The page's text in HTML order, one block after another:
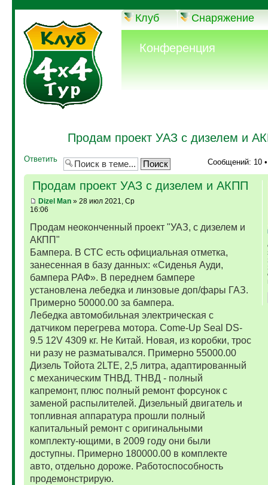
Клуб Снаряжение
Конференция
Продам проект УАЗ с дизелем и
Ответить Сообщений: 10
Продам проект УАЗ с дизелем и АКПП
Dizel Man» 28 июл 2021, Ср
16:06
Продам неоконченный проект "УАЗ, с дизелем и
АКПП"
Бампера. В СТС есть официальная отметка,
занесенная в базу данных: «Сиденья Ауди,
бампера РАФ». В переднем бампере
установлена лебедка и линзовые доп/фары ГАЗ.
Примерно 50000.00 за бампера.
Лебедка автомобильная электрическая с
датчиком перегрева мотора. Come-Up Seal DS-
9.5 12V 4309 кг. Не Китай. Новая, из коробки, трос
ни разу не разматывался. Примерно 55000.00
Дизель Тойота 2LTE, 2,5 литра, адаптированный
с механическим ТНВД. ТНВД - полный
капремонт, плюс полный ремонт форсунок с
заменой распылителей. Дизельный двигатель и
топливная аппаратура прошли полный
капитальный ремонт с оригинальными
комплекту-ющими, в 2009 году они были
доступны. Примерно 180000.00 в комплекте
авто, отдельно дороже. Работоспособность
продемонстрирую.